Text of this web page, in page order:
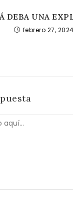
DEBA UNA
febrero 27, 2024